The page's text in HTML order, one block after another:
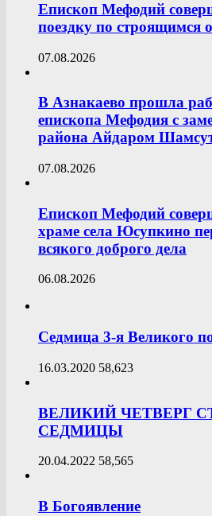
Епископ Мефодий
поездку по строящимся
07.08.2026
В Азнакаево прошла
епископа Мефодия с
района Айдаром
07.08.2026
Епископ Мефодий
храме села Юсупкино
всякого доброго дела
06.08.2026
Седмица 3-я Великого
16.03.2020 58,623
ВЕЛИКИЙ ЧЕТВЕРГ
СЕДМИЦЫ
20.04.2022 58,565
В Богоявление